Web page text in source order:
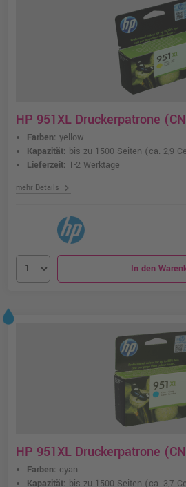
HP 951XL Druckerpatrone
Farben: yellow
Kapazität: bis zu 1500 Seiten (ca. 2,9
Lieferzeit: 1-2 Werktage
mehr Details chevron_right
In den
HP 951XL Druckerpatrone
Farben: cyan
Kapazität: bis zu 1500 Seiten (ca. 3,7